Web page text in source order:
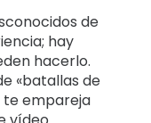
de
hay
hacerlo.
«batallas de
te empareja